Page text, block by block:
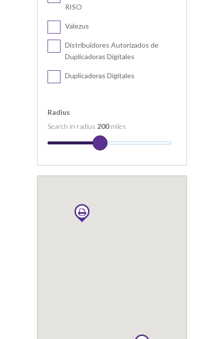
RISO
Valezus
Distribuidores Autorizados de
Duplicadoras Digitales
Duplicadoras Digitales
Radius
Search in radius 200miles